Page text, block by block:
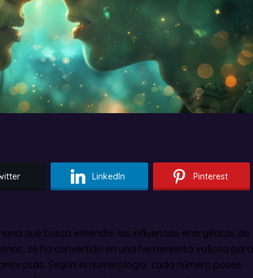
LinkedIn Pinterest
que busca entender las influencias energéticas de
se ha convertido en una herramienta valiosa para
Según la numerología, cada número posee